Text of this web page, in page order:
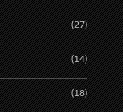
(27)
(14)
(18)